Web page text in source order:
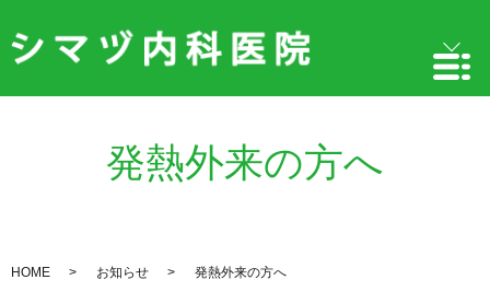
発熱外来の方へ
HOME お知らせ 発熱外来の方へ